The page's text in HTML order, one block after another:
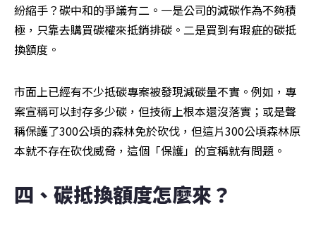
紛縮手？碳中和的爭議有二。一是公司的減碳作為不夠積
極，只靠去購買碳權來抵銷排碳。二是買到有瑕疵的碳抵
換額度。
市面上已經有不少抵碳專案被發現減碳量不實。例如，專
案宣稱可以封存多少碳，但技術上根本還沒落實；或是聲
稱保護了300公頃的森林免於砍伐，但這片300公頃森林原
本就不存在砍伐威脅，這個「保護」的宣稱就有問題。
四、碳抵換額度怎麼來？